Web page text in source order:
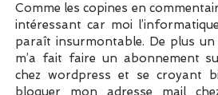
Comme les copines en
intéressant car moi
paraît insurmontable. De plus un
m’a fait faire un abonnement
chez wordpress et se croyant